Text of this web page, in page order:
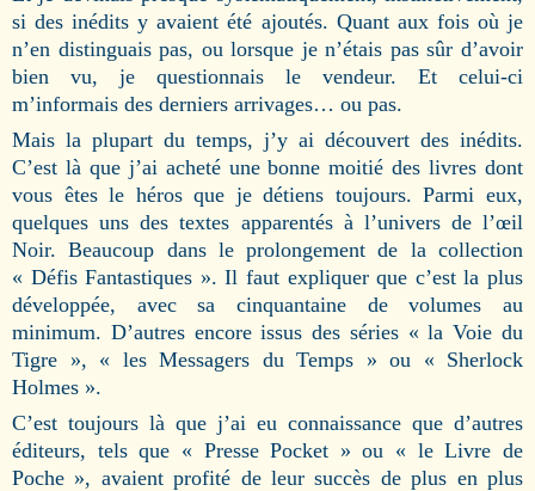
si des inédits y avaient été ajoutés. Quant aux fois où je
n’en distinguais pas, ou lorsque je n’étais pas sûr d’avoir
bien vu, je questionnais le vendeur. Et celui-ci
m’informais des derniers arrivages… ou pas.
Mais la plupart du temps, j’y ai découvert des inédits.
C’est là que j’ai acheté une bonne moitié des livres dont
vous êtes le héros que je détiens toujours. Parmi eux,
quelques uns des textes apparentés à l’univers de l’œil
Noir. Beaucoup dans le prolongement de la collection
« Défis Fantastiques ». Il faut expliquer que c’est la plus
développée, avec sa cinquantaine de volumes au
minimum. D’autres encore issus des séries « la Voie du
Tigre », « les Messagers du Temps » ou « Sherlock
Holmes ».
C’est toujours là que j’ai eu connaissance que d’autres
éditeurs, tels que « Presse Pocket » ou « le Livre de
Poche », avaient profité de leur succès de plus en plus